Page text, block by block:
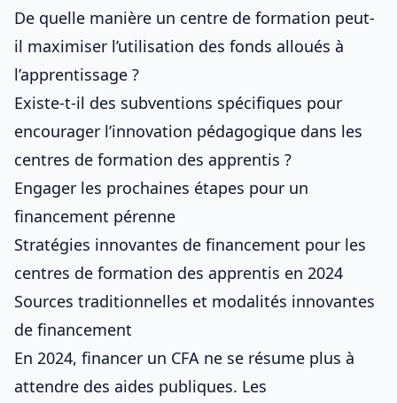
De quelle manière un centre de formation peut-
il maximiser l’utilisation des fonds alloués à
l’apprentissage ?
Existe-t-il des subventions spécifiques pour
encourager l’innovation pédagogique dans les
centres de formation des apprentis ?
Engager les prochaines étapes pour un
financement pérenne
Stratégies innovantes de financement pour les
centres de formation des apprentis en 2024
Sources traditionnelles et modalités innovantes
de financement
En 2024, financer un CFA ne se résume plus à
attendre des aides publiques. Les